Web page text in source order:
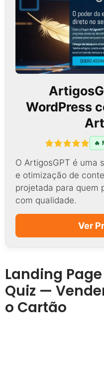
WordPress
🔥
O ArtigosGPT é uma
e otimização de
projetada para quem
com qualidade.
Ver
Landing
Quiz —
o Cartão